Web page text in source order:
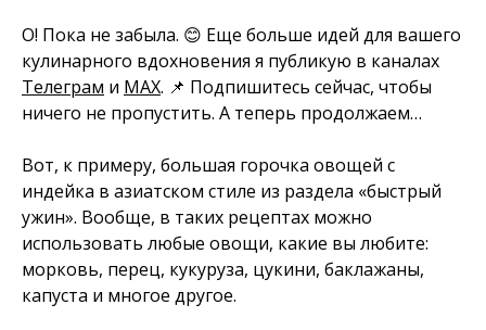
О! Пока не забыла. 😊 Еще больше идей для вашего
кулинарного вдохновения я публикую в каналах
Телеграм и MAX. 📌 Подпишитесь сейчас, чтобы
ничего не пропустить. А теперь продолжаем…
Вот, к примеру, большая горочка овощей с
индейка в азиатском стиле из раздела «быстрый
ужин». Вообще, в таких рецептах можно
использовать любые овощи, какие вы любите:
морковь, перец, кукуруза, цукини, баклажаны,
капуста и многое другое.